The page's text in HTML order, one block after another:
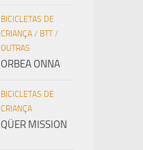
BICICLETAS DE
CRIANÇA / BTT/
OUTRAS
ORBEA ONNA
BICICLETAS DE
CRIANÇA
QÜER MISSION